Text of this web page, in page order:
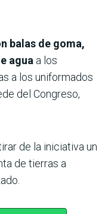
balas de goma,
agua a los
a los uniformados
del Congreso,
de la iniciativa un
de tierras a